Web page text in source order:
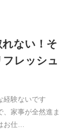
ない！そ
レッシュ
経験ないです
家事が全然進ま
お仕…